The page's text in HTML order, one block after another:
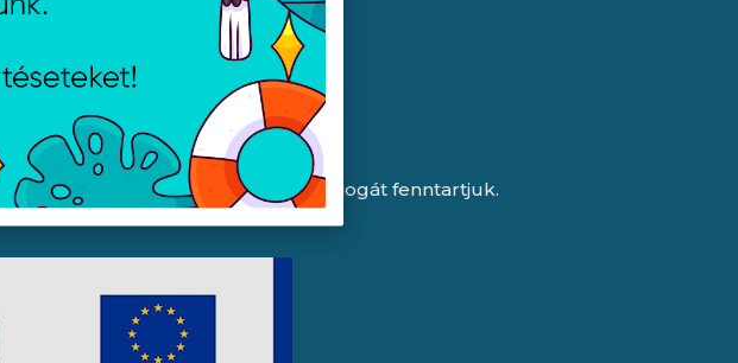
képek illusztrációk, a változtatás jogát fenntartjuk.